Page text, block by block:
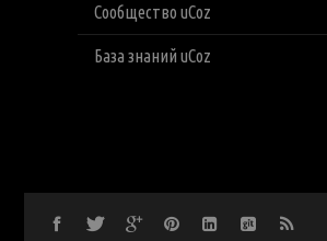
Сообщество uCoz
База знаний uCoz